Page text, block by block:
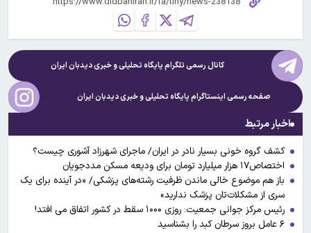
کانال رسمی تلگرام پایگاه تحلیلی و خبریدیدبان ایران
صفحه رسمی اینستاگرام پایگاه تحلیلی و خبریدیدبان ایران
اخبار مرتبط
کشف گروه خونی بسیار نادر در ایران/ ماجرای شهرزاد آشوری چیست؟
اختصاص۱۷ هزار میلیارد تومان برای ودیعه مسکن مددجویان
باز هم موضوع خالی ماندن ظرفیت رشته‌های پزشکی/ «در آینده برای یک
سری از مشکلات‌تان پزشک ندارید»
رئیس مرکز جوانی جمعیت: روزی ۱۰۰۰ سقط در کشور اتفاق می افتد!
۶ عامل بروز سرطان کبد را بشناسید